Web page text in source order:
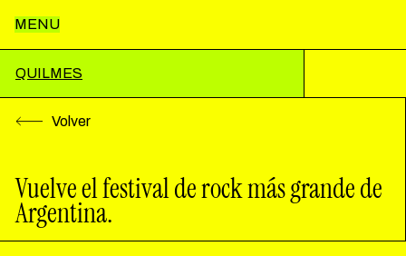
QUILMES
MENU
Inicio
Trabajos
Volver
Vuelve el festival de rock más grande de
Argentina.